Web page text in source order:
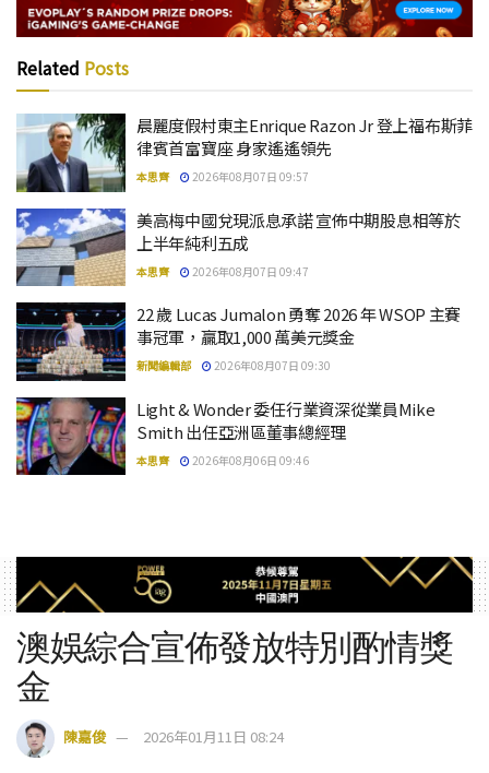
Related Posts
晨麗度假村東主Enrique Razon Jr 登上福布斯菲
律賓首富寶座 身家遙遙領先
本思齊 2026年08月07日 09:57
美高梅中國兌現派息承諾 宣佈中期股息相等於
上半年純利五成
本思齊 2026年08月07日 09:47
22 歲 Lucas Jumalon 勇奪 2026 年 WSOP 主賽
事冠軍，贏取1,000 萬美元獎金
新聞編輯部 2026年08月07日 09:30
Light & Wonder 委任行業資深從業員Mike
Smith 出任亞洲區董事總經理
本思齊 2026年08月06日 09:46
澳娛綜合宣佈發放特別酌情獎
金
陳嘉俊 2026年01月11日 08:24